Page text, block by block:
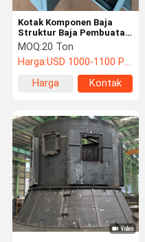
Kotak Komponen Baja
Struktur Baja Pembuatan
Bangunan Prefabrikasi
MOQ:20 Ton
Harga:USD 1000-1100 PER TON
Harga
Kontak